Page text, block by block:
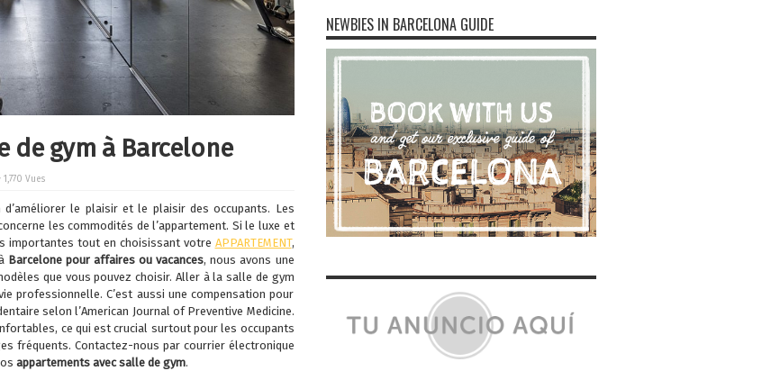
de gym à Barcelone
1,770 Vues
le plaisir et le plaisir des occupants. Les
les commodités de l’appartement. Si le luxe et
importantes tout en choisissant votre APPARTEMENT,
Barcelone pour affaires ou vacances, nous avons une
que vous pouvez choisir. Aller à la salle de gym
professionnelle. C’est aussi une compensation pour
selon l’American Journal of Preventive Medicine.
ce qui est crucial surtout pour les occupants
fréquents. Contactez-nous par courrier électronique
appartements avec salle de gym.
NEWBIES IN BARCELONA GUIDE